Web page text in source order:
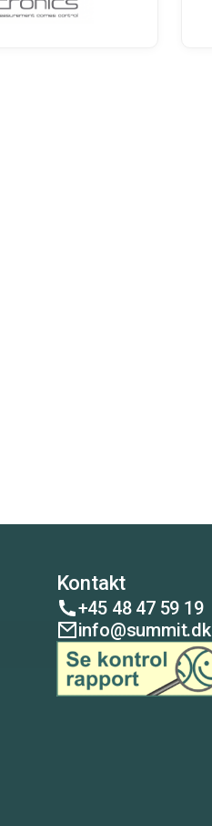
Kontakt
+45 48 47 59 19
info@summit.dk